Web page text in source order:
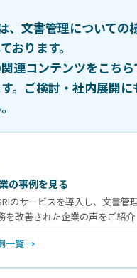
、文書管理についての
おります。
連コンテンツをこち
。ご検討・社内展開に
の事例を見る
のサービスを導入し、文書管
を改善された企業の声をご紹介
一覧 →